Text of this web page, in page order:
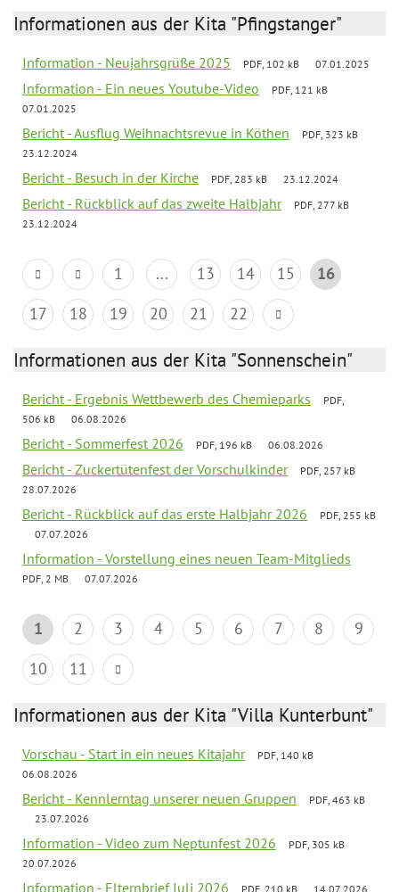
Informationen aus der Kita "Pfingstanger"
Information - Neujahrsgrüße 2025 PDF, 102 kB 07.01.2025
Information - Ein neues Youtube-Video
PDF, 121 kB
07.01.2025
Bericht - Ausflug Weihnachtsrevue in Köthen
PDF, 323 kB
23.12.2024
Bericht - Besuch in der Kirche PDF, 283 kB 23.12.2024
Bericht - Rückblick auf das zweite Halbjahr
PDF, 277 kB
23.12.2024
1 ... 13 14 15
16
17
18 19 20 21 22
Informationen aus der Kita "Sonnenschein"
Bericht - Ergebnis Wettbewerb des Chemieparks
PDF,
506 kB
06.08.2026
Bericht - Sommerfest 2026 PDF, 196 kB 06.08.2026
Bericht - Zuckertütenfest der Vorschulkinder
PDF, 257 kB
28.07.2026
Bericht - Rückblick auf das erste Halbjahr 2026
PDF, 255 kB
07.07.2026
Information - Vorstellung eines neuen Team-Mitglieds
PDF, 2 MB 07.07.2026
1 2 3 4 5 6 7 8
9
10
11
Informationen aus der Kita "Villa Kunterbunt"
Vorschau - Start in ein neues Kitajahr
PDF, 140 kB
06.08.2026
Bericht - Kennlerntag unserer neuen Gruppen
PDF, 463 kB
23.07.2026
Information - Video zum Neptunfest 2026
PDF, 305 kB
20.07.2026
Information - Elternbrief Juli 2026 PDF, 210 kB 14.07.2026